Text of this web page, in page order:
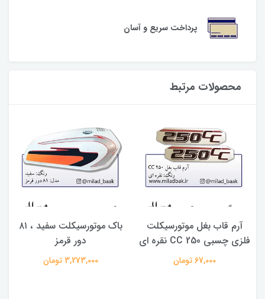
پرداخت سریع و آسان
محصولات مرتبط
آرم قاب بغل موتورسیکلت
فلزی چسبی 250 CC نقره ای
67,000 تومان
باک موتورسیکلت سفید ، ۸۱
دور قرمز
3,273,000 تومان